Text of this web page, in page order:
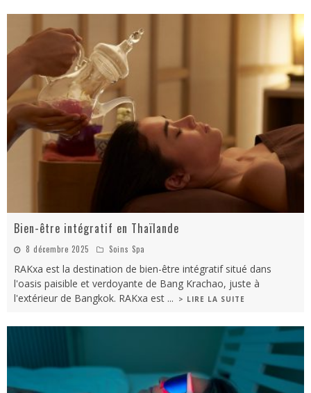
Bien-être intégratif en Thaïlande
8 décembre 2025 Soins Spa
RAKxa est la destination de bien-être intégratif situé dans
l'oasis paisible et verdoyante de Bang Krachao, juste à
l'extérieur de Bangkok. RAKxa est ... > LIRE LA SUITE